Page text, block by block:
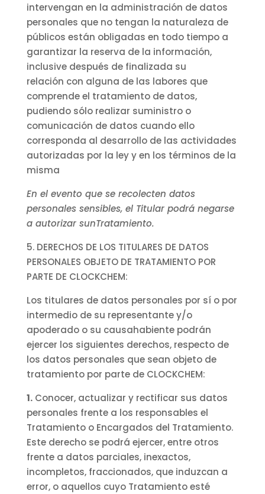
intervengan en la administración de datos
personales que no tengan la naturaleza de
públicos están obligadas en todo tiempo a
garantizar la reserva de la información,
inclusive después de finalizada su
relación con alguna de las labores que
comprende el tratamiento de datos,
pudiendo sólo realizar suministro o
comunicación de datos cuando ello
corresponda al desarrollo de las actividades
autorizadas por la ley y en los términos de la
misma
En el evento que se recolecten datos
personales sensibles, el Titular podrá negarse
a autorizar sunTratamiento.
5. DERECHOS DE LOS TITULARES DE DATOS
PERSONALES OBJETO DE TRATAMIENTO POR
PARTE DE CLOCKCHEM:
Los titulares de datos personales por sí o por
intermedio de su representante y/o
apoderado o su causahabiente podrán
ejercer los siguientes derechos, respecto de
los datos personales que sean objeto de
tratamiento por parte de CLOCKCHEM:
1.Conocer, actualizar y rectificar sus datos
personales frente a los responsables el
Tratamiento o Encargados del Tratamiento.
Este derecho se podrá ejercer, entre otros
frente a datos parciales, inexactos,
incompletos, fraccionados, que induzcan a
error, o aquellos cuyo Tratamiento esté